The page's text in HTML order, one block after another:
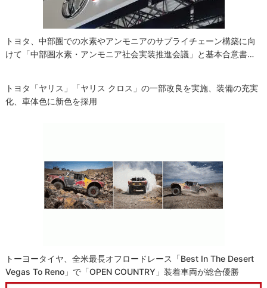
トヨタ、中部圏での水素やアンモニアのサプライチェーン構築に向
けて「中部圏水素・アンモニア社会実装推進会議」と基本合意書…
トヨタ「ヤリス」「ヤリス クロス」の一部改良を実施、装備の充実
化、車体色に新色を採用
トーヨータイヤ、全米最長オフロードレース「Best In The Desert
Vegas To Reno」で「OPEN COUNTRY」装着車両が総合優勝